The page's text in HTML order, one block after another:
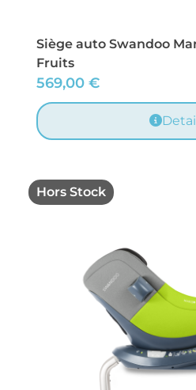
Siège auto Swandoo
Fruits
569,00 €
Hors Stock